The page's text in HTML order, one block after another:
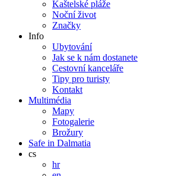
Kaštelské pláže
Noční život
Značky
Info
Ubytování
Jak se k nám dostanete
Cestovní kanceláře
Tipy pro turisty
Kontakt
Multimédia
Mapy
Fotogalerie
Brožury
Safe in Dalmatia
cs
hr